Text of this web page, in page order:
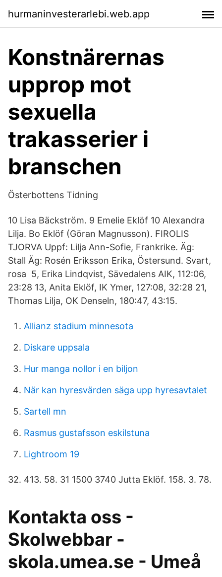
hurmaninvesterarlebi.web.app
Konstnärernas
upprop mot
sexuella
trakasserier i
branschen
Österbottens Tidning
10 Lisa Bäckström. 9 Emelie Eklöf 10 Alexandra
Lilja. Bo Eklöf (Göran Magnusson). FIROLIS
TJORVA Uppf: Lilja Ann-Sofie, Frankrike. Äg:
Stall Äg: Rosén Eriksson Erika, Östersund. Svart,
rosa 5, Erika Lindqvist, Sävedalens AIK, 112:06,
23:28 13, Anita Eklöf, IK Ymer, 127:08, 32:28 21,
Thomas Lilja, OK Denseln, 180:47, 43:15.
Allianz stadium minnesota
Diskare uppsala
Hur manga nollor i en biljon
När kan hyresvärden säga upp hyresavtalet
Sartell mn
Rasmus gustafsson eskilstuna
Lightroom 19
32. 413. 58. 31 1500 3740 Jutta Eklöf. 158. 3. 78.
Kontakta oss -
Skolwebbar -
skola.umea.se - Umeå